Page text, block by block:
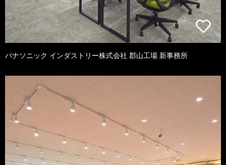
パナソニック インダストリー株式会社 郡山工場 新事務所